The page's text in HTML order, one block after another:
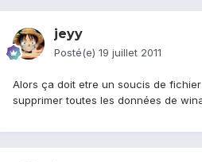
jeyy
Posté(e) 19 juillet 2011
Alors ça doit etre un soucis de
supprimer toutes les données de